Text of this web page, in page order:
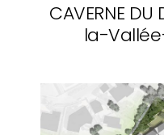
CAVERNE DU
la-